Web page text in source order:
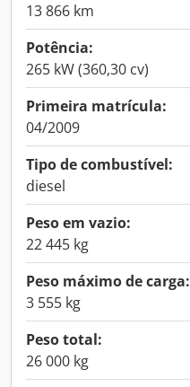
13 866 km
Potência:
265 kW (360,30 cv)
Primeira matrícula:
04/2009
Tipo de combustível:
diesel
Peso em vazio:
22 445 kg
Peso máximo de carga:
3 555 kg
Peso total:
26 000 kg